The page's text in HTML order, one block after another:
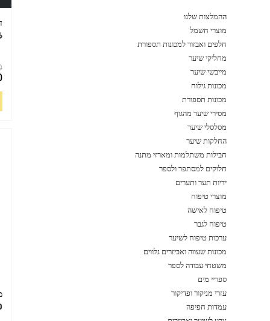
ההמלצות שלנו
מוצרי חשמל
חלפים ואבזור למכונות תספורת
מחליקי שיער
מייבשי שיער
מכונות גילוח
מכונות תספורת
מסירי שיער מהגוף
מסלסלי שיער
החלקות שיער
חבילות משתלמות ומארזי מתנה
חלוקים למסתפר ולספר
ידיות תער ותערים
מוצרי טיפוח
טיפוח לאישה
טיפוח לגבר
ערכות טיפוח לשיער
מכונות שעווה ואביזרים נלווים
משטחי עבודה לספר
ספריי מים
עזרי מניקור ופדיקור
עמדות חפיפה